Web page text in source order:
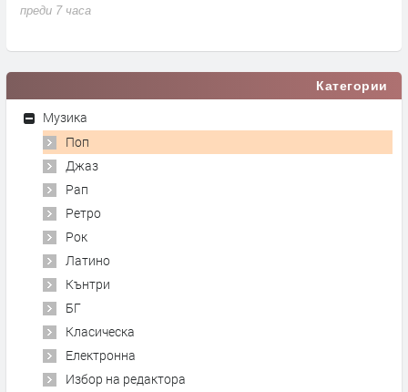
преди 7 часа
Категории
Музика
Поп
Джаз
Рап
Ретро
Рок
Латино
Кънтри
БГ
Класическа
Електронна
Избор на редактора